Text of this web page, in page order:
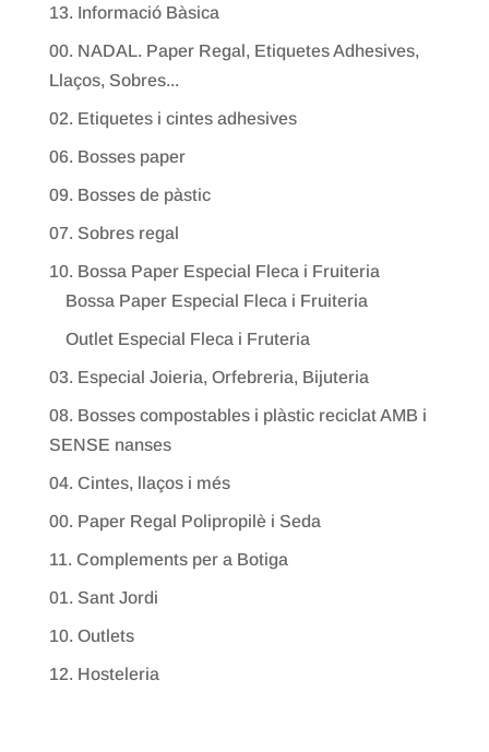
13. Informació Bàsica
00. NADAL. Paper Regal, Etiquetes Adhesives,
Llaços, Sobres...
02. Etiquetes i cintes adhesives
06. Bosses paper
09. Bosses de pàstic
07. Sobres regal
10. Bossa Paper Especial Fleca i Fruiteria
Bossa Paper Especial Fleca i Fruiteria
Outlet Especial Fleca i Fruteria
03. Especial Joieria, Orfebreria, Bijuteria
08. Bosses compostables i plàstic reciclat AMB i
SENSE nanses
04. Cintes, llaços i més
00. Paper Regal Polipropilè i Seda
11. Complements per a Botiga
01. Sant Jordi
10. Outlets
12. Hosteleria